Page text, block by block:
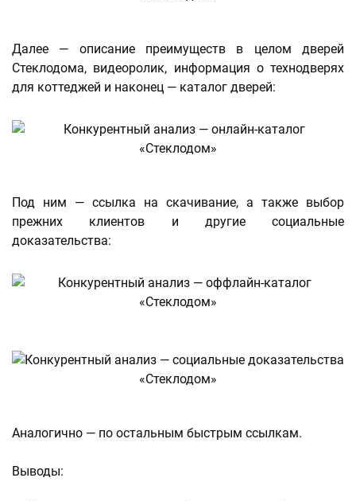
Далее — описание преимуществ в целом дверей
Стеклодома, видеоролик, информация о технодверях
для коттеджей и наконец — каталог дверей:
Под ним — ссылка на скачивание, а также выбор
прежних клиентов и другие социальные
доказательства:
Аналогично — по остальным быстрым ссылкам.
Выводы: